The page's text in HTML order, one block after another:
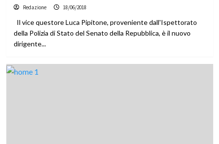
Redazione 18/06/2018
Il vice questore Luca Pipitone, proveniente dall'Ispettorato
della Polizia di Stato del Senato della Repubblica, è il nuovo
dirigente...